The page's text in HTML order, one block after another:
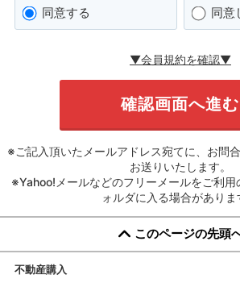
同意する 同意
▼会員規約を確認▼
※ご記入頂いたメールアドレス宛てに、お問
お送りいたします。
※Yahoo!メールなどのフリーメールをご利用
ォルダに入る場合がありま
このページの先頭
不動産購入